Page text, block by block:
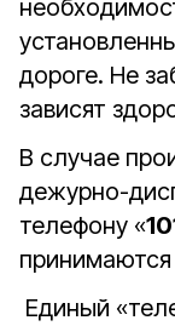
дороге. Не
зависят
В случае
дежурно-
телефону «
принимаются
Единый